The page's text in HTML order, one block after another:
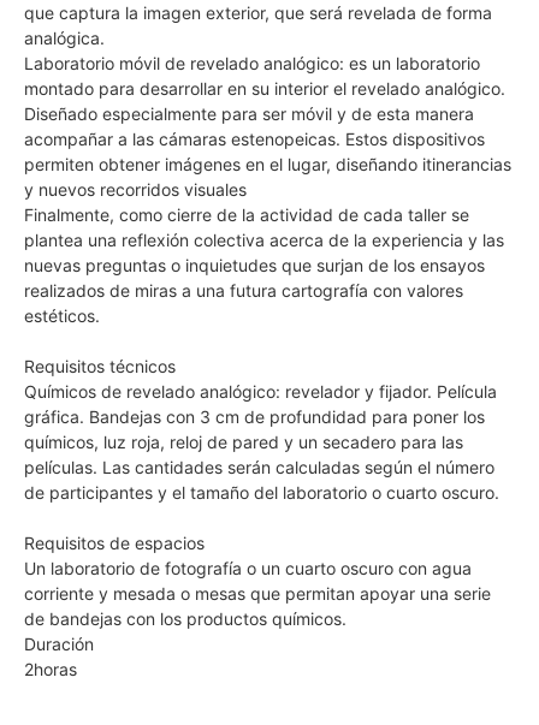
que captura la imagen exterior, que será revelada de forma
analógica.
Laboratorio móvil de revelado analógico: es un laboratorio
montado para desarrollar en su interior el revelado analógico.
Diseñado especialmente para ser móvil y de esta manera
acompañar a las cámaras estenopeicas. Estos dispositivos
permiten obtener imágenes en el lugar, diseñando itinerancias
y nuevos recorridos visuales
Finalmente, como cierre de la actividad de cada taller se
plantea una reflexión colectiva acerca de la experiencia y las
nuevas preguntas o inquietudes que surjan de los ensayos
realizados de miras a una futura cartografía con valores
estéticos.
Requisitos técnicos
Químicos de revelado analógico: revelador y fijador. Película
gráfica. Bandejas con 3 cm de profundidad para poner los
químicos, luz roja, reloj de pared y un secadero para las
películas. Las cantidades serán calculadas según el número
de participantes y el tamaño del laboratorio o cuarto oscuro.
Requisitos de espacios
Un laboratorio de fotografía o un cuarto oscuro con agua
corriente y mesada o mesas que permitan apoyar una serie
de bandejas con los productos químicos.
Duración
2horas